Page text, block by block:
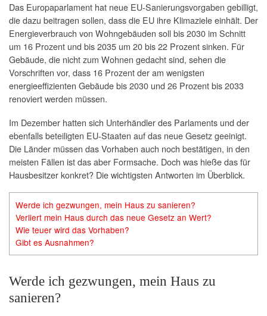
Das Europaparlament hat neue EU-Sanierungsvorgaben gebilligt,
die dazu beitragen sollen, dass die EU ihre Klimaziele einhält. Der
Energieverbrauch von Wohngebäuden soll bis 2030 im Schnitt
um 16 Prozent und bis 2035 um 20 bis 22 Prozent sinken. Für
Gebäude, die nicht zum Wohnen gedacht sind, sehen die
Vorschriften vor, dass 16 Prozent der am wenigsten
energieeffizienten Gebäude bis 2030 und 26 Prozent bis 2033
renoviert werden müssen.
Im Dezember hatten sich Unterhändler des Parlaments und der
ebenfalls beteiligten EU-Staaten auf das neue Gesetz geeinigt.
Die Länder müssen das Vorhaben auch noch bestätigen, in den
meisten Fällen ist das aber Formsache. Doch was hieße das für
Hausbesitzer konkret? Die wichtigsten Antworten im Überblick.
Werde ich gezwungen, mein Haus zu sanieren?
Verliert mein Haus durch das neue Gesetz an Wert?
Wie teuer wird das Vorhaben?
Gibt es Ausnahmen?
Werde ich gezwungen, mein Haus zu
sanieren?